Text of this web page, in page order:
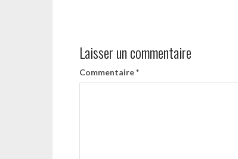
l’article
Laisser un commentaire
Commentaire*